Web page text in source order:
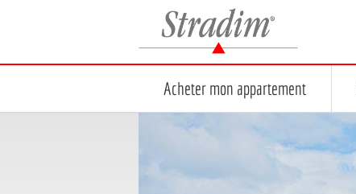
Stradim
Acheter mon appartement